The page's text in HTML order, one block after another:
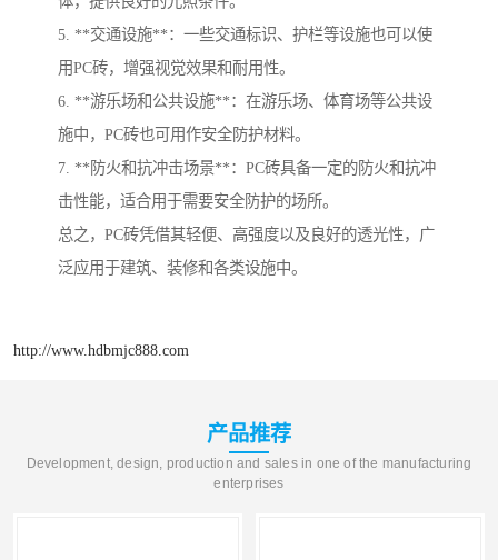
5. **交通设施**：一些交通标识、护栏等设施也可以使
用PC砖，增强视觉效果和耐用性。
6. **游乐场和公共设施**：在游乐场、体育场等公共设
施中，PC砖也可用作安全防护材料。
7. **防火和抗冲击场景**：PC砖具备一定的防火和抗冲
击性能，适合用于需要安全防护的场所。
总之，PC砖凭借其轻便、高强度以及良好的透光性，广
泛应用于建筑、装修和各类设施中。
http://www.hdbmjc888.com
产品推荐
Development, design, production and sales in one of the manufacturing
enterprises